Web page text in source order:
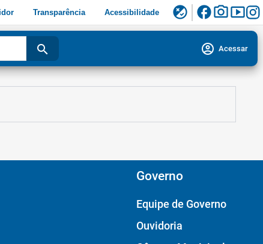
Transparência Acessibilidade flaky facebookphoto_camerasmart_display
search account_circle Acessar
Governo
Equipe de Governo
Ouvidoria